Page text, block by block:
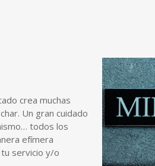
crea muchas
Un gran cuidado
todos los
efímera
tu servicio y/o